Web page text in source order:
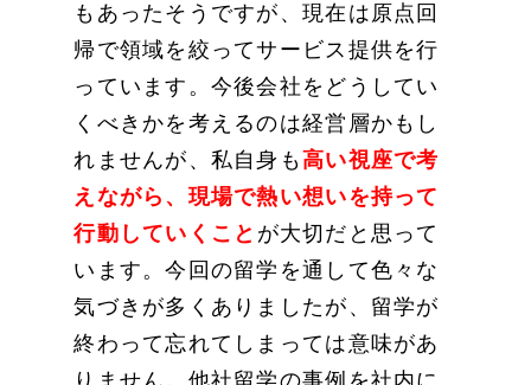
もあったそうですが、現在は原点回
帰で領域を絞ってサービス提供を行
っています。今後会社をどうしてい
くべきかを考えるのは経営層かもし
れませんが、私自身も高い視座で考
えながら、現場で熱い想いを持って
行動していくこと が大切だと思って
います。今回の留学を通して色々な
気づきが多くありましたが、留学が
終わって忘れてしまっては意味があ